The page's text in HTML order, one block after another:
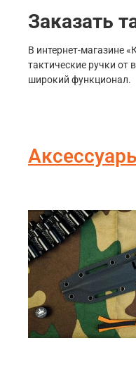
Заказать
В интернет-магазине
тактические ручки от
широкий функционал.